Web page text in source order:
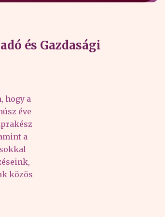
és Gazdasági
hogy a
éve
a
közös